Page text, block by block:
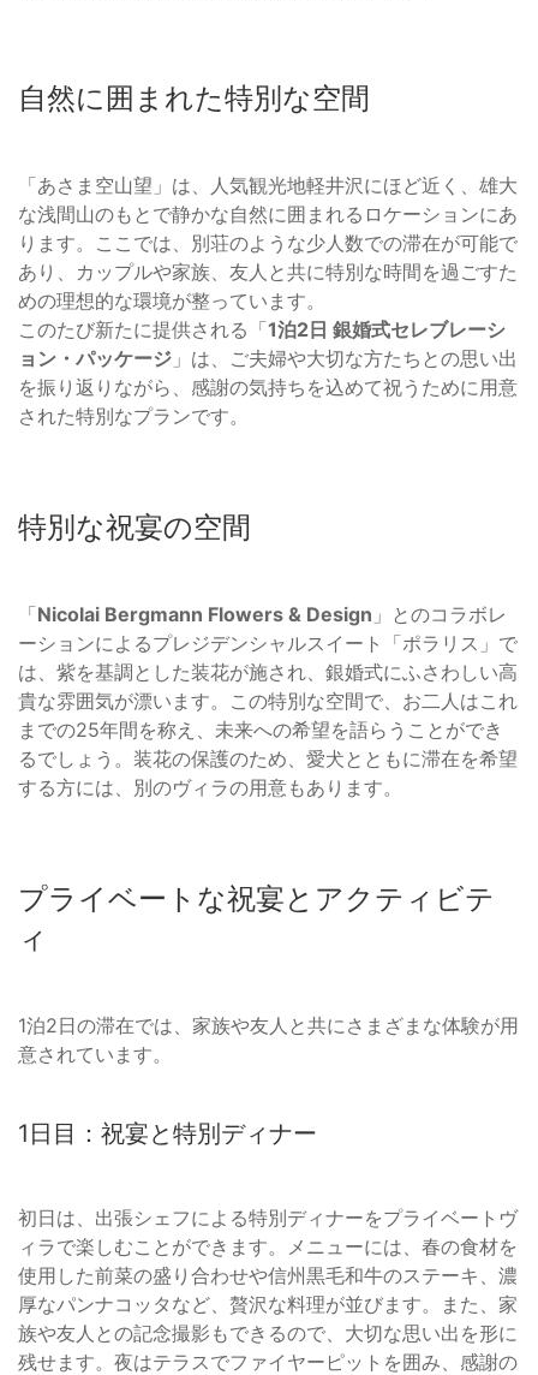
自然に囲まれた特別な空間
「あさま空山望」は、人気観光地軽井沢にほど近く、雄大
な浅間山のもとで静かな自然に囲まれるロケーションにあ
ります。ここでは、別荘のような少人数での滞在が可能で
あり、カップルや家族、友人と共に特別な時間を過ごすた
めの理想的な環境が整っています。
このたび新たに提供される「1泊2日 銀婚式セレブレーシ
ョン・パッケージ 」は、ご夫婦や大切な方たちとの思い出
を振り返りながら、感謝の気持ちを込めて祝うために用意
された特別なプランです。
特別な祝宴の空間
「Nicolai Bergmann Flowers & Design 」とのコラボレ
ーションによるプレジデンシャルスイート「ポラリス」で
は、紫を基調とした装花が施され、銀婚式にふさわしい高
貴な雰囲気が漂います。この特別な空間で、お二人はこれ
までの25年間を称え、未来への希望を語らうことができ
るでしょう。装花の保護のため、愛犬とともに滞在を希望
する方には、別のヴィラの用意もあります。
プライベートな祝宴とアクティビテ
ィ
1泊2日の滞在では、家族や友人と共にさまざまな体験が用
意されています。
1日目：祝宴と特別ディナー
初日は、出張シェフによる特別ディナーをプライベートヴ
ィラで楽しむことができます。メニューには、春の食材を
使用した前菜の盛り合わせや信州黒毛和牛のステーキ、濃
厚なパンナコッタなど、贅沢な料理が並びます。また、家
族や友人との記念撮影もできるので、大切な思い出を形に
残せます。夜はテラスでファイヤーピットを囲み、感謝の